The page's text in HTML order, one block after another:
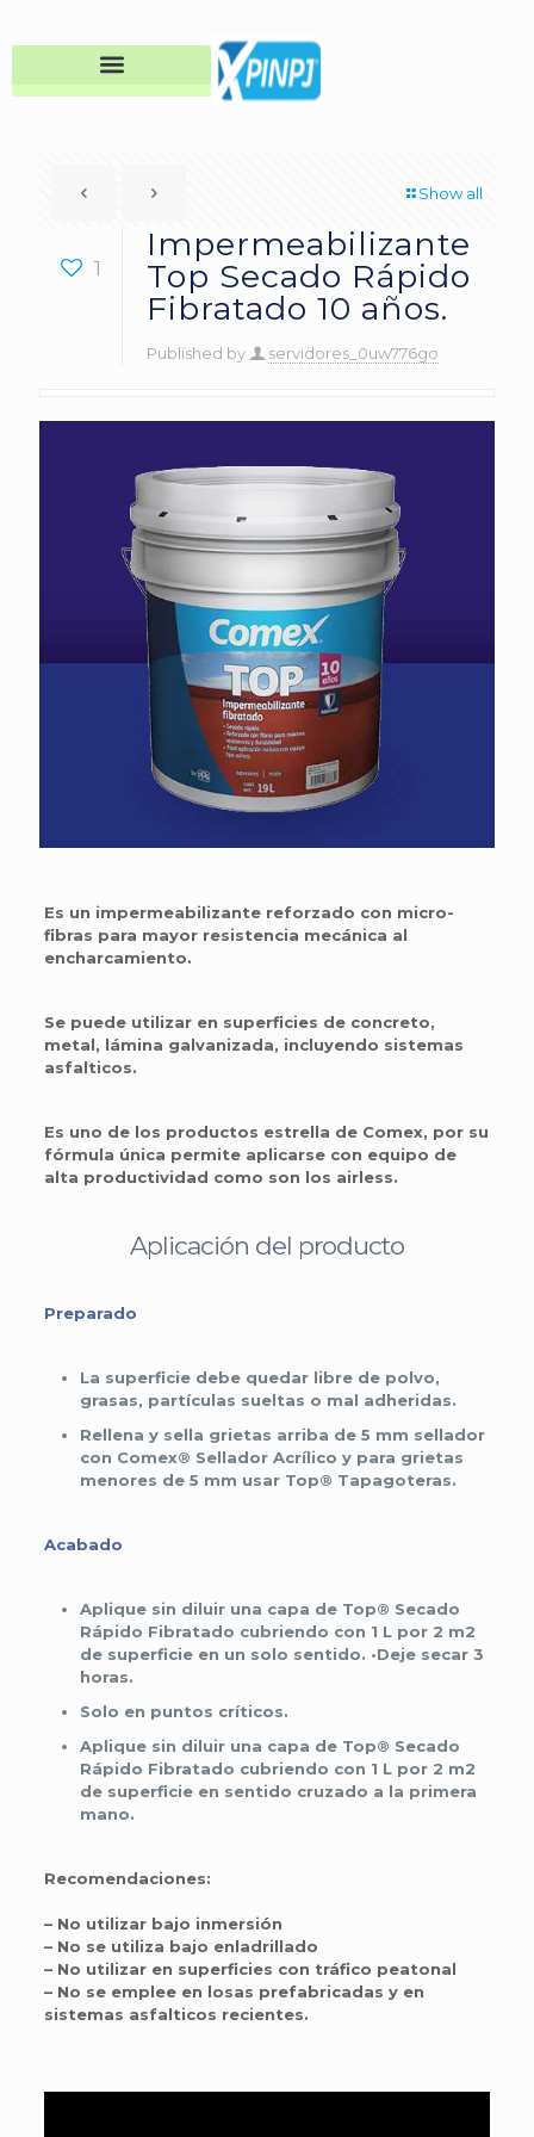
Show all
1
Impermeabilizante
Top Secado Rápido
Fibratado 10 años.
Published by servidores_0uw776go
Es un impermeabilizante reforzado con micro-
fibras para mayor resistencia mecánica al
encharcamiento.
Se puede utilizar en superficies de concreto,
metal, lámina galvanizada, incluyendo sistemas
asfalticos.
Es uno de los productos estrella de Comex, por su
fórmula única permite aplicarse con equipo de
alta productividad como son los airless.
Aplicación del producto
Preparado
La superficie debe quedar libre de polvo,
grasas, partículas sueltas o mal adheridas.
Rellena y sella grietas arriba de 5 mm sellador
con Comex® Sellador Acrílico y para grietas
menores de 5 mm usar Top® Tapagoteras.
Acabado
Aplique sin diluir una capa de Top® Secado
Rápido Fibratado cubriendo con 1 L por 2 m2
de superficie en un solo sentido. •Deje secar 3
horas.
Solo en puntos críticos.
Aplique sin diluir una capa de Top® Secado
Rápido Fibratado cubriendo con 1 L por 2 m2
de superficie en sentido cruzado a la primera
mano.
Recomendaciones:
– No utilizar bajo inmersión
– No se utiliza bajo enladrillado
– No utilizar en superficies con tráfico peatonal
– No se emplee en losas prefabricadas y en
sistemas asfalticos recientes.